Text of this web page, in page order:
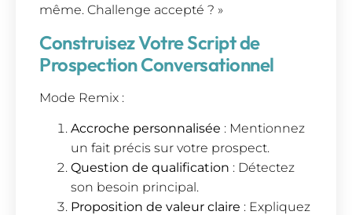
même. Challenge accepté ? »
Construisez Votre Script de
Prospection Conversationnel
Mode Remix :
Accroche personnalisée : Mentionnez
un fait précis sur votre prospect.
Question de qualification : Détectez
son besoin principal.
Proposition de valeur claire : Expliquez